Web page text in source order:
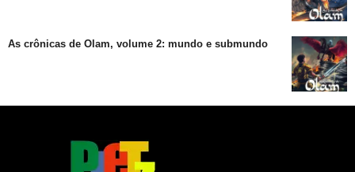
As crônicas de Olam, volume 2: mundo e submundo